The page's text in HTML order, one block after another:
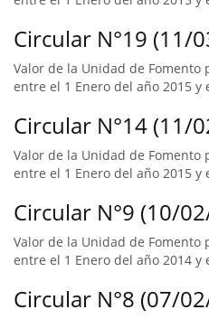
Circular N°19 (11/
Valor de la Unidad de
entre el 1 Enero del año 2015 y
Circular N°14 (11/
Valor de la Unidad de
entre el 1 Enero del año 2015 y
Circular N°9 (10/
Valor de la Unidad de
entre el 1 Enero del año 2014 y
Circular N°8 (07/